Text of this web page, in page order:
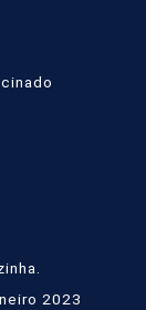
2023